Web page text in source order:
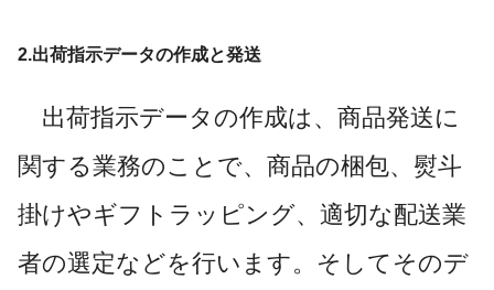
2.出荷指示データの作成と発送
出荷指示データの作成は、商品発送に
関する業務のことで、商品の梱包、熨斗
掛けやギフトラッピング、適切な配送業
者の選定などを行います。そしてそのデ